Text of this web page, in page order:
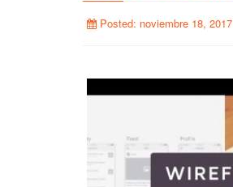
Posted: noviembre 18, 2017